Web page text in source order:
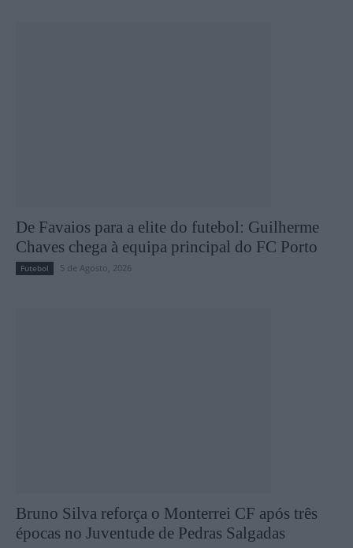
De Favaios para a elite do futebol: Guilherme
Chaves chega à equipa principal do FC Porto
Futebol 5 de Agosto, 2026
Bruno Silva reforça o Monterrei CF após três
épocas no Juventude de Pedras Salgadas